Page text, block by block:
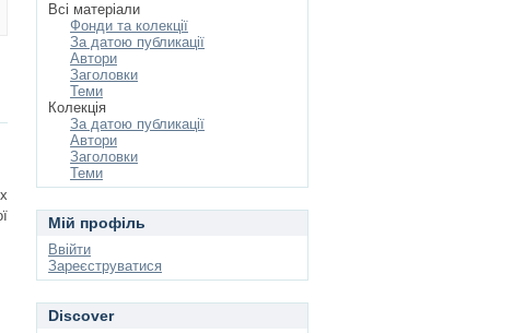
Всі матеріали
Фонди та колекції
За датою публикації
Автори
Заголовки
Теми
Колекція
За датою публикації
Автори
Заголовки
Теми
Мій профіль
Ввійти
Зареєструватися
Discover